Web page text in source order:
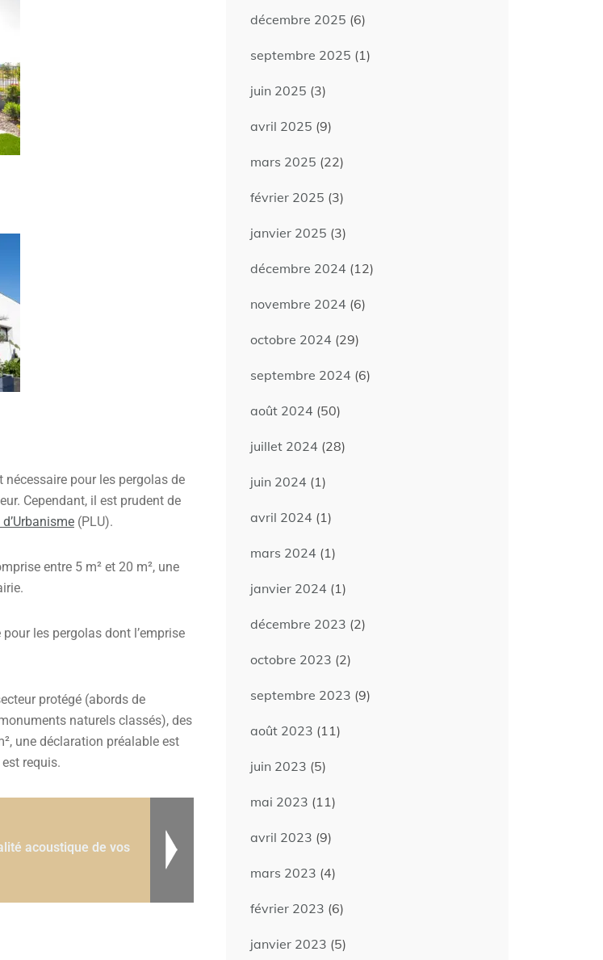
nécessaire pour les pergolas de
Cependant, il est prudent de
(PLU).
entre 5 m² et 20 m², une
les pergolas dont l’emprise
protégé (abords de
naturels classés), des
une déclaration préalable est
requis.
acoustique de vos
décembre 2025 (6)
septembre 2025 (1)
juin 2025 (3)
avril 2025 (9)
mars 2025 (22)
février 2025 (3)
janvier 2025 (3)
décembre 2024 (12)
novembre 2024 (6)
octobre 2024 (29)
septembre 2024 (6)
août 2024 (50)
juillet 2024 (28)
juin 2024 (1)
avril 2024 (1)
mars 2024 (1)
janvier 2024 (1)
décembre 2023 (2)
octobre 2023 (2)
septembre 2023 (9)
août 2023 (11)
juin 2023 (5)
mai 2023 (11)
avril 2023 (9)
mars 2023 (4)
février 2023 (6)
janvier 2023 (5)